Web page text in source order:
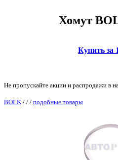
Хомут
Купить за
Не пропускайте акции и распродажи в
BOLK / / / подобные товары